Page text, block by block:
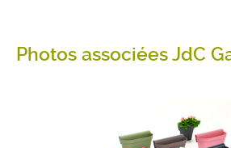
Photos associées JdC